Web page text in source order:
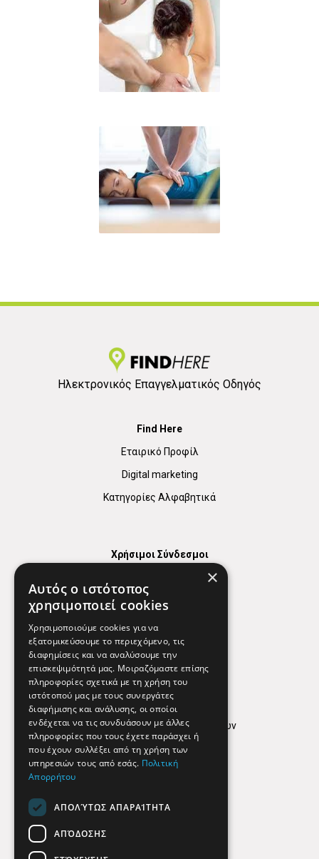
Ηλεκτρονικός Επαγγελματικός Οδηγός
Find Here
Εταιρικό Προφίλ
Digital marketing
Κατηγορίες Αλφαβητικά
Χρήσιμοι Σύνδεσμοι
Χρήσιμα Τηλέφωνα
Εφημερεύοντα Φαρμακεία
Απόρρητο
Όροι Χρήσης
Πολιτική προστασίας δεδομένων
Findhere
Social Media
×
Αυτός ο ιστότοπος
χρησιμοποιεί cookies
Χρησιμοποιούμε cookies για να
εξατομικεύσουμε το περιεχόμενο, τις
διαφημίσεις και να αναλύσουμε την
επισκεψιμότητά μας. Μοιραζόμαστε επίσης
πληροφορίες σχετικά με τη χρήση του
ιστότοπού μας με τους συνεργάτες
διαφήμισης και ανάλυσης, οι οποίοι
ενδέχεται να τις συνδυάσουν με άλλες
πληροφορίες που τους έχετε παράσχει ή
που έχουν συλλέξει από τη χρήση των
υπηρεσιών τους από εσάς. Πολιτική
Απορρήτου
ΑΠΟΛΎΤΩΣ ΑΠΑΡΑΊΤΗΤΑ
ΑΠΌΔΟΣΗΣ